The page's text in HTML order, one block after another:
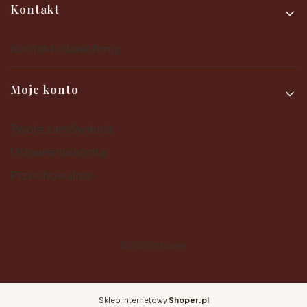
Kontakt
Moje konto
Sklep internetowy Shoper.pl